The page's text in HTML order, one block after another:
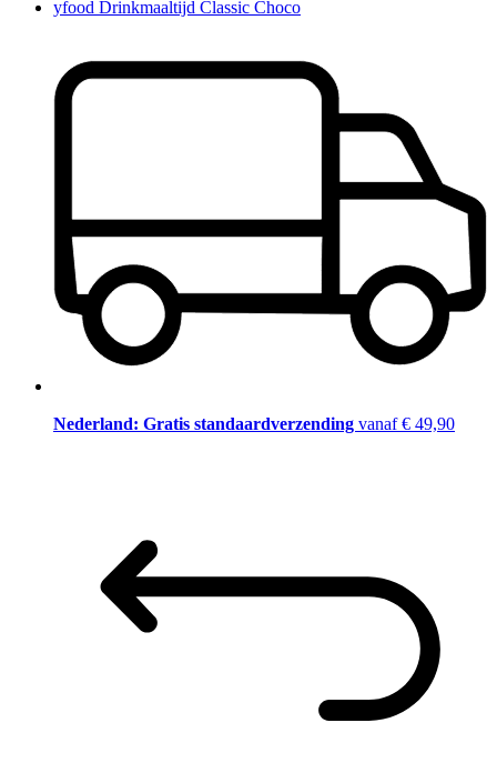
yfood Drinkmaaltijd Classic Choco
Nederland: Gratis standaardverzending vanaf € 49,90